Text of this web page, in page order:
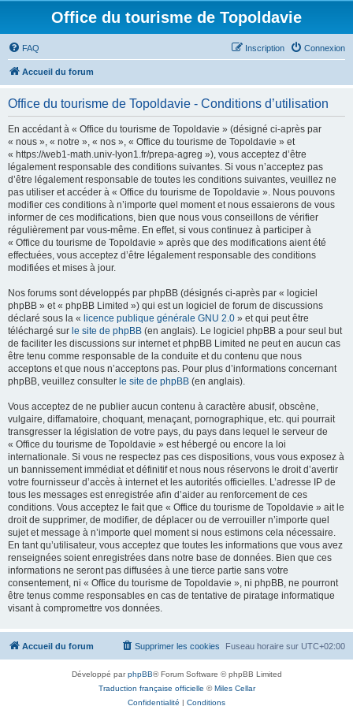
Office du tourisme de Topoldavie
FAQ Connexion
Inscription
Accueil du forum
Office du tourisme de Topoldavie - Conditions d’utilisation
En accédant à « Office du tourisme de Topoldavie » (désigné ci-après par
« nous », « notre », « nos », « Office du tourisme de Topoldavie » et
« https://web1-math.univ-lyon1.fr/prepa-agreg »), vous acceptez d’être
légalement responsable des conditions suivantes. Si vous n’acceptez pas
d’être légalement responsable de toutes les conditions suivantes, veuillez ne
pas utiliser et accéder à « Office du tourisme de Topoldavie ». Nous pouvons
modifier ces conditions à n’importe quel moment et nous essaierons de vous
informer de ces modifications, bien que nous vous conseillons de vérifier
régulièrement par vous-même. En effet, si vous continuez à participer à
« Office du tourisme de Topoldavie » après que des modifications aient été
effectuées, vous acceptez d’être légalement responsable des conditions
modifiées et mises à jour.
Nos forums sont développés par phpBB (désignés ci-après par « logiciel
phpBB » et « phpBB Limited ») qui est un logiciel de forum de discussions
déclaré sous la « licence publique générale GNU 2.0 » et qui peut être
téléchargé sur le site de phpBB (en anglais). Le logiciel phpBB a pour seul but
de faciliter les discussions sur internet et phpBB Limited ne peut en aucun cas
être tenu comme responsable de la conduite et du contenu que nous
acceptons et que nous n’acceptons pas. Pour plus d’informations concernant
phpBB, veuillez consulter le site de phpBB (en anglais).
Vous acceptez de ne publier aucun contenu à caractère abusif, obscène,
vulgaire, diffamatoire, choquant, menaçant, pornographique, etc. qui pourrait
transgresser la législation de votre pays, du pays dans lequel le serveur de
« Office du tourisme de Topoldavie » est hébergé ou encore la loi
internationale. Si vous ne respectez pas ces dispositions, vous vous exposez à
un bannissement immédiat et définitif et nous nous réservons le droit d’avertir
votre fournisseur d’accès à internet et les autorités officielles. L’adresse IP de
tous les messages est enregistrée afin d’aider au renforcement de ces
conditions. Vous acceptez le fait que « Office du tourisme de Topoldavie » ait le
droit de supprimer, de modifier, de déplacer ou de verrouiller n’importe quel
sujet et message à n’importe quel moment si nous estimons cela nécessaire.
En tant qu’utilisateur, vous acceptez que toutes les informations que vous avez
renseignées soient enregistrées dans notre base de données. Bien que ces
informations ne seront pas diffusées à une tierce partie sans votre
consentement, ni « Office du tourisme de Topoldavie », ni phpBB, ne pourront
être tenus comme responsables en cas de tentative de piratage informatique
visant à compromettre vos données.
Accueil du forum Fuseau horaire sur UTC+02:00
Supprimer les cookies
Développé parphpBB® Forum Software © phpBB Limited
Traduction française officielle ©Miles Cellar
Confidentialité | Conditions